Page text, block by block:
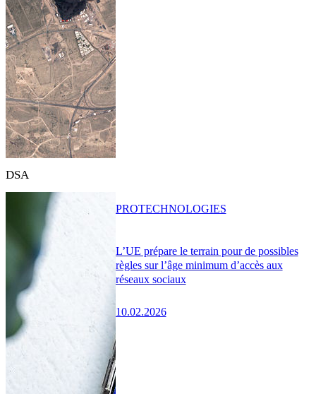
DSA
L’UE prépare le terrain pour de possibles
règles sur l’âge minimum d’accès aux
réseaux sociaux
10.02.2026
PROTECHNOLOGIES